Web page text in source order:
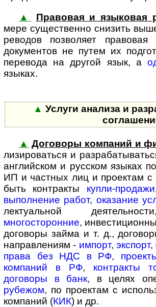
▲
Правовая и языковая
мере существенно снизить
ре­во­дов позволяет
документов не путем их
перевода на другой язык, а
языках.
▲ Услуги анализа и
▲ Договоры компаний и
ли­зи­ро­вать­ся и
английском и русском языках
ИП и частных лиц и проектам с
быть контракты купли-продажи
выполнение работ, оказание
лек­ту­аль­ной
многосторонние,
договоры займа и т. д.,
на­прав­ле­ни­ям - импорт, экспорт,
права без НДС в РФ,
компаний в РФ, контракты
договоры в банк, в целях
рубежом, по проектам с
компаний (КИК) и др.